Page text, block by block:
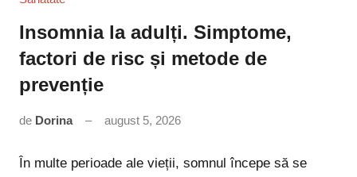
Insomnia la adulți. Simptome,
factori de risc și metode de
prevenție
de Dorina august 5, 2026
În multe perioade ale vieții, somnul începe să se